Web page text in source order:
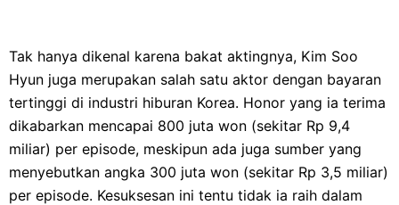
Tak hanya dikenal karena bakat aktingnya, Kim Soo
Hyun juga merupakan salah satu aktor dengan bayaran
tertinggi di industri hiburan Korea. Honor yang ia terima
dikabarkan mencapai 800 juta won (sekitar Rp 9,4
miliar) per episode, meskipun ada juga sumber yang
menyebutkan angka 300 juta won (sekitar Rp 3,5 miliar)
per episode. Kesuksesan ini tentu tidak ia raih dalam